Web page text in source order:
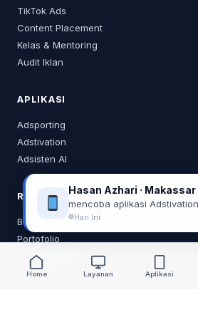
TikTok Ads
Content Placement
Kelas & Mentoring
Audit Iklan
APLIKASI
Adsporting
Adstivation
Adsisten AI
RESOURCES
Blog
Portofolio
Tentang Saya
Home Layanan Aplikasi
Hasan Azhari · Makassar
mencoba aplikasi Adstivation
Hari Ini